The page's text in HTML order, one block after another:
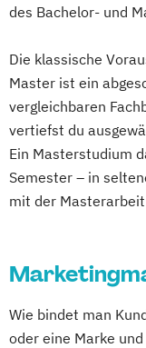
des Bachelor- und
Die klassische
Master ist ein
vergleichbaren
vertiefst du
Ein Masterstudium
Semester – in
mit der
Wie bindet man
oder eine Marke